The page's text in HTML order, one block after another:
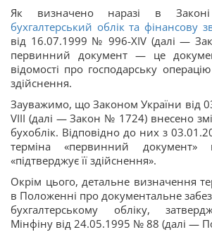
Як визначено наразі в
бухгалтерський облік та фінансову
від 16.07.1999 № 996-XIV (далі —
первинний документ — це
відомості про господарську
здійснення.
Зауважимо, що Законом України від
VIII (далі — Закон № 1724) внесено
бухоблік. Відповідно до них з
терміна «первинний документ»
«підтверджує її здійснення».
Окрім цього, детальне визначення
в Положенні про документальне
бухгалтерському обліку,
Мінфіну від 24.05.1995 № 88 (далі —